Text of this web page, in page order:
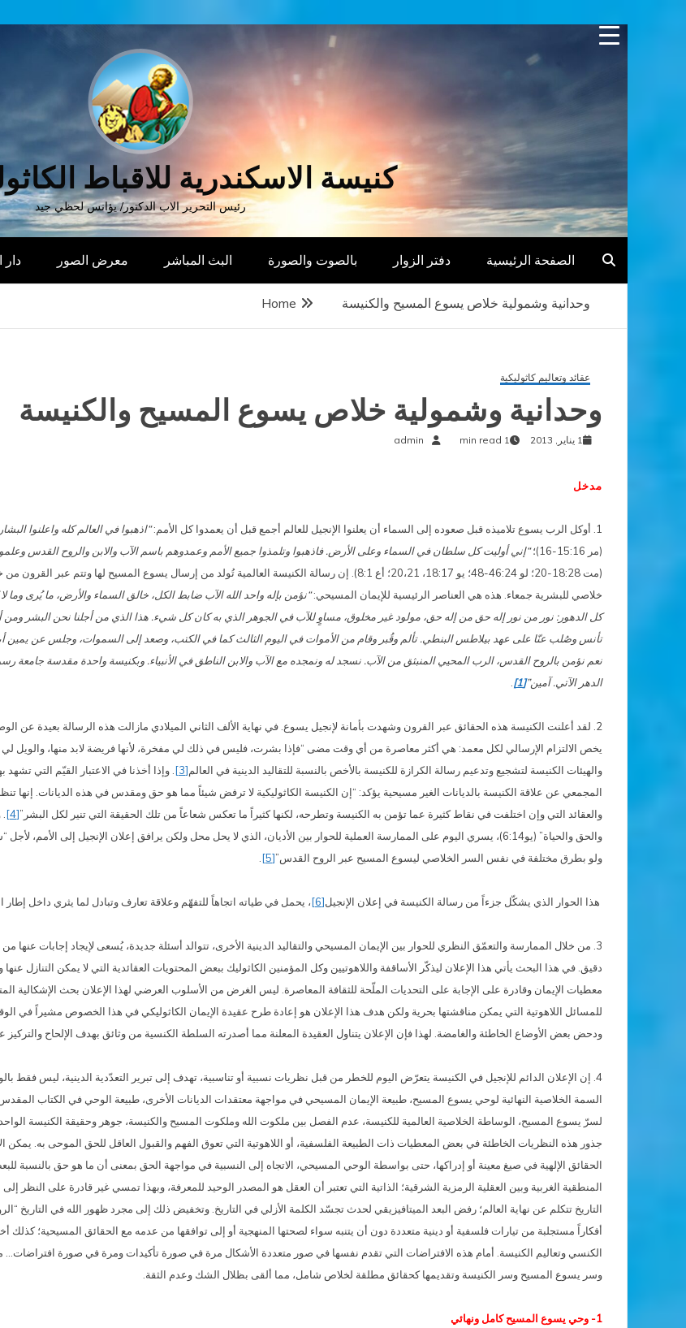
Skip
كنيسة الاسكندرية للاقباط
رئيس التحرير الاب الدكتور/ يؤانس لحظي جيد
الصفحة الرئيسية دفتر الزوار بالصوت والصورة البث المباشر معرض الصور
Home وحدانية وشمولية خلاص يسوع المسيح والكنيسة
عقائد وتعاليم كاثوليكية
وحدانية وشمولية خلاص يسوع المسيح والكنيسة
1 يناير, 2013 1 min read
admin
مدخل
1. أوكل الرب يسوع تلاميذه قبل صعوده إلى السماء أن يعلنوا الإنجيل للعالم أجمع قبل أن يعمدوا كل الأمم:
“اذهبوا في العالم كله واعلنوا
(مر 15:16-16)؛
“إني أوليت كل سلطان في السماء وعلى الأرض. فاذهبوا وتلمذوا جميع الأمم وعمدوهم باسم الآب والابن والروح القدس
(مت 18:28-20؛ لو 46:24-48؛ يو 18:17، 20،21؛ أع 8:1). إن رسالة الكنيسة العالمية تُولد من إرسال يسوع
خلاصي للبشرية جمعاء. هذه هي العناصر الرئيسية للإيمان المسيحي:“نؤمن بإله واحد الله الآب ضابط الكل، خالق السماء والأرض، ما يُرى
كل الدهور: نور من نور إله حق من إله حق، مولود غير مخلوق، مساوٍ للآب في الجوهر الذي به كان كل شيء. هذا الذي من أجلنا نحن البشر
تأنس وصُلب عنّا على عهد بيلاطس البنطي. تألم وقُبر وقام من الأموات في اليوم الثالث كما في الكتب، وصعد إلى السموات، وجلس عن يمين
نعم نؤمن بالروح القدس، الرب المحيي المنبثق من الآب. نسجد له ونمجده مع الآب والابن الناطق في الأنبياء. وبكنيسة واحدة مقدسة جامعة
الدهر الآتي. آمين”[1]
2. لقد أعلنت الكنيسة هذه الحقائق عبر القرون وشهدت بأمانة لإنجيل يسوع. في نهاية الألف الثاني الميلادي مازالت هذه الرسالة بعيدة عن الوصول إلى الكمال
والهيئات الكنيسة لتشجيع وتدعيم رسالة الكرازة للكنيسة بالأخص بالنسبة للتقاليد الدينية في العالم[3]
. وإذا أخذنا في الاعتبار القيّم التي تشهد
المجمعي عن علاقة الكنيسة بالديانات الغير مسيحية يؤكد: “إن الكنيسة الكاثوليكية لا ترفض شيئاً مما هو حق ومقدس في هذه الديانات. إنها
والعقائد التي وإن اختلفت في نقاط كثيرة عما تؤمن به الكنيسة وتطرحه، لكنها كثيراً ما تعكس شعاعاً من تلك الحقيقة التي تنير لكل البشر”[4]
والحق والحياة” (يو6:14)، يسري اليوم على الممارسة العملية للحوار بين الأديان، الذي لا يحل محل ولكن يرافق إعلان الإنجيل
ولو بطرق مختلفة في نفس السر الخلاصي ليسوع المسيح عبر الروح القدس”[5]
هذا الحوار الذي يشكّل جزءاً من رسالة الكنيسة في إعلان الإنجيل[6] ، يحمل في طياته اتجاهاً للتفهّم وعلاقة تعارف وتبادل لما يثري داخل
3. من خلال الممارسة والتعمّق النظري للحوار بين الإيمان المسيحي والتقاليد الدينية الأخرى، تتوالد أسئلة جديدة، يُسعى لإيجاد إجابات
دقيق. في هذا البحث يأتي هذا الإعلان ليذكّر الأساقفة واللاهوتيين وكل المؤمنين الكاثوليك ببعض المحتويات العقائدية التي لا يمكن التنازل
معطيات الإيمان وقادرة على الإجابة على التحديات الملّحة للثقافة المعاصرة. ليس الغرض من الأسلوب العرضي لهذا الإعلان بحث الإشكالية
للمسائل اللاهوتية التي يمكن مناقشتها بحرية ولكن هدف هذا الإعلان هو إعادة طرح عقيدة الإيمان الكاثوليكي في هذا الخصوص مشيراً في
ودحض بعض الأوضاع الخاطئة والغامضة. لهذا فإن الإعلان يتناول العقيدة المعلنة مما أصدرته السلطة الكنسية من وثائق بهدف الإلحاح
4. إن الإعلان الدائم للإنجيل في الكنيسة يتعرّض اليوم للخطر من قبل نظريات نسبية أو تناسبية، تهدف إلى تبرير التعدّدية الدينية، ليس فقط
السمة الخلاصية النهائية لوحي يسوع المسيح، طبيعة الإيمان المسيحي في مواجهة معتقدات الديانات الأخرى، طبيعة الوحي في الكتاب
لسرّ يسوع المسيح، الوساطة الخلاصية العالمية للكنيسة، عدم الفصل بين ملكوت الله وملكوت المسيح والكنيسة، جوهر وحقيقة الكنيسة
جذور هذه النظريات الخاطئة في بعض المعطيات ذات الطبيعة الفلسفية، أو اللاهوتية التي تعوق الفهم والقبول العاقل للحق الموحى به. يمكن
الحقائق الإلهية في صيغ معينة أو إدراكها، حتى بواسطة الوحي المسيحي، الاتجاه إلى النسبية في مواجهة الحق بمعنى أن ما هو حق بالنسبة
المنطقية الغربية وبين العقلية الرمزية الشرقية؛ الذاتية التي تعتبر أن العقل هو المصدر الوحيد للمعرفة، وبهذا تمسي غير قادرة على النظر
التاريخ تتكلم عن نهاية العالم؛ رفض البعد الميتافيزيقي لحدث تجسّد الكلمة الأزلي في التاريخ. وتخفيض ذلك إلى مجرد ظهور الله في التاريخ
أفكاراً مستجلبة من تيارات فلسفية أو دينية متعددة دون أن يتنبه سواء لصحتها المنهجية أو إلى توافقها من عدمه مع الحقائق المسيحية؛ كذلك
الكنسي وتعاليم الكنيسة. أمام هذه الافتراضات التي تقدم نفسها في صور متعددة الأشكال مرة في صورة تأكيدات ومرة في صورة
وسر يسوع المسيح وسر الكنيسة وتقديمها كحقائق مطلقة لخلاص شامل، مما ألقى بظلال الشك وعدم الثقة.
1- وحي يسوع المسيح كامل ونهائي